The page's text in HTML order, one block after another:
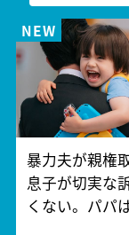
暴力夫が親権
息子が切実な
くない。パパ